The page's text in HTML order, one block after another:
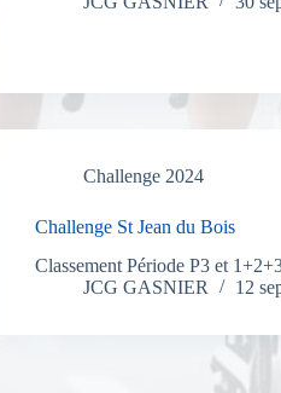
Challenge 2024
Challenge St Jean du Bois
Classement Période P3 et
JCG GASNIER
12